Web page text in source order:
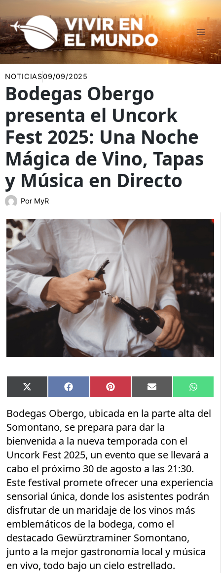
al
contenido
NOTICIAS09/09/2025
Bodegas Obergo
presenta el Uncork
Fest 2025: Una Noche
Mágica de Vino, Tapas
y Música en Directo
Por MyR
Compartir
en
X
(Twitter)
Compartir
en
Facebook Compartir
en
Pinterest Compartir
en
Email
en
Bodegas Obergo, ubicada en la parte alta del
Somontano, se prepara para dar la
bienvenida a la nueva temporada con el
Uncork Fest 2025, un evento que se llevará a
cabo el próximo 30 de agosto a las 21:30.
Este festival promete ofrecer una experiencia
sensorial única, donde los asistentes podrán
disfrutar de un maridaje de los vinos más
emblemáticos de la bodega, como el
destacado Gewürztraminer Somontano,
junto a la mejor gastronomía local y música
en vivo, todo bajo un cielo estrellado.